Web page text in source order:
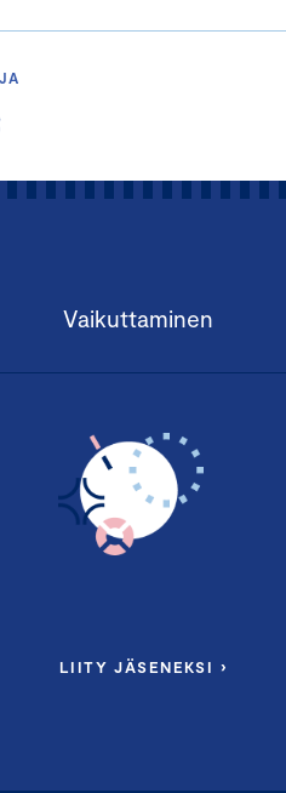
Vaikuttaminen
LIITY JÄSENEKSI ›